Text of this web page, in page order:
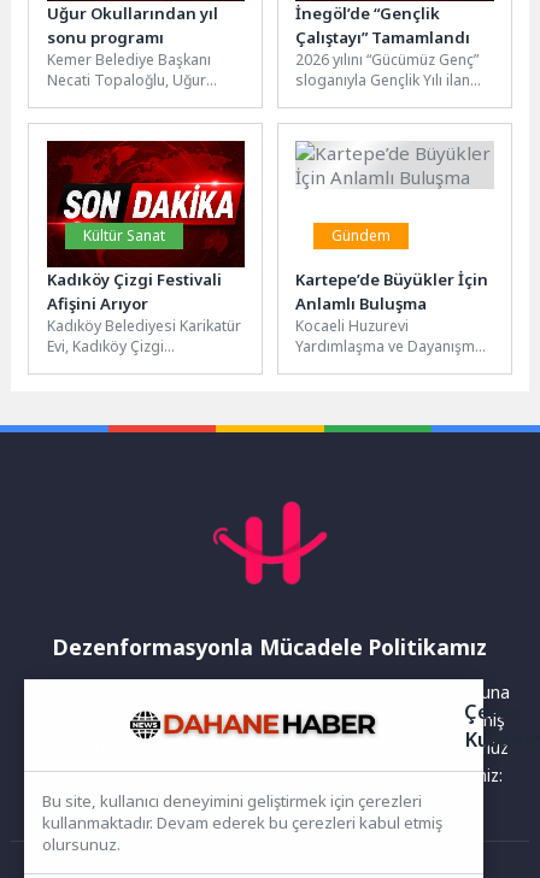
Uğur Okullarından yıl
sonu programı
Kemer Belediye Başkanı
Necati Topaloğlu, Uğur
Mayıs Atatürk’ü Anma,
Gençlik ve...
İnegöl’de “Gençlik
Çalıştayı” Tamamlandı
2026 yılını “Gücümüz Genç”
sloganıyla Gençlik Yılı ilan
ayında yapılan arama...
Kültür Sanat
Kadıköy Çizgi Festivali
Afişini Arıyor
Kadıköy Belediyesi Karikatür
Evi, Kadıköy Çizgi
genelinde 18-35...
Gündem
Kartepe’de Büyükler İçin
Anlamlı Buluşma
Kocaeli Huzurevi
Yardımlaşma ve Dayanışma
Düzenlenen...
Dezenformasyonla Mücadele Politikamız
Yayınlanan haberler doğruluk ilkesi gözetilerek hazırlanır. Buna
rağmen bazı içeriklerde eksik, hatalı veya güncelliğini yitirmiş
bilgiler bulunabilir.Yanlış veya yanıltıcı olduğunu düşündüğünüz
haberleri aşağıdaki iletişim kanallarından bize bildirebilirsiniz:
Çerez
Bu site, kullanıcı deneyimini geliştirmek için çerezleri
kullanmaktadır. Devam ederek bu çerezleri kabul etmiş
olursunuz.